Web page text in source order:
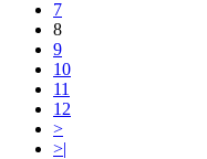
7
8
9
10
11
12
>
>|